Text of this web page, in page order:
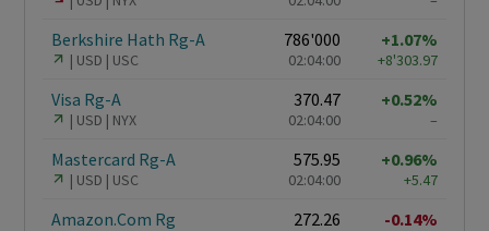
Berkshire Hath Rg-A
USD USC
786'000
02:04:00
+1.07%
+8'303.97
Visa Rg-A
USD NYX
370.47
02:04:00
+0.52%
–
Mastercard Rg-A
USD USC
575.95
02:04:00
+0.96%
+5.47
Amazon.Com Rg 272.26 -0.14%